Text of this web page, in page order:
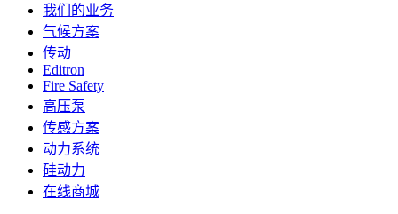
我们的业务
气候方案
传动
Editron
Fire Safety
高压泵
传感方案
动力系统
硅动力
在线商城